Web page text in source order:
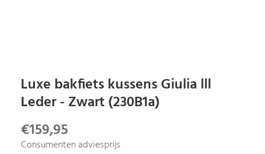
Luxe bakfiets kussens Giulia lll
Leder - Zwart (230B1a)
€159,95
Consumenten adviesprijs